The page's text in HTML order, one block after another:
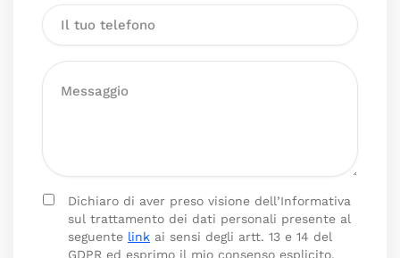
Dichiaro di aver preso visione dell’Informativa
sul trattamento dei dati personali presente al
seguente link ai sensi degli artt. 13 e 14 del
GDPR ed esprimo il mio consenso esplicito,